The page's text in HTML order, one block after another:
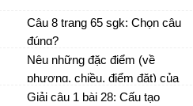
Câu 8 trang 65 sgk: Chọn câu
đúng?
Nêu những đặc điểm (về
phương, chiều, điểm đặt) của
lực đàn hồi của
Giải câu 1 bài 28: Cấu tạo